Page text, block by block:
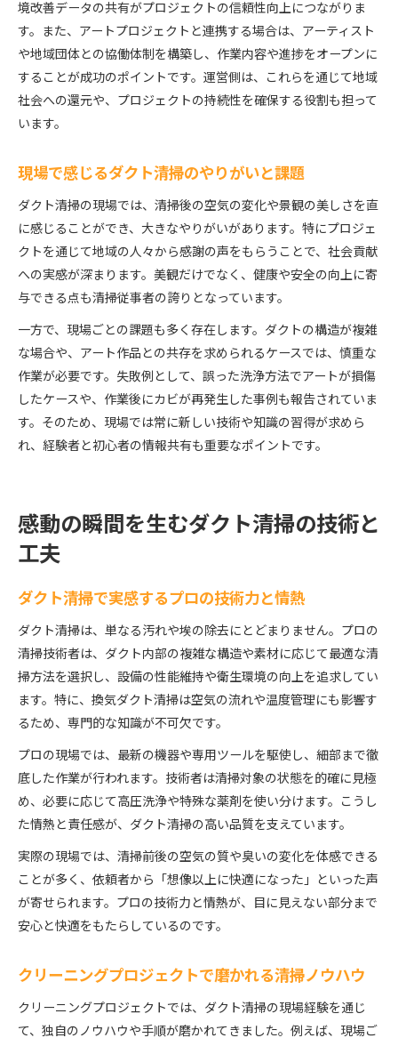
境改善データの共有がプロジェクトの信頼性向上につながりま
す。また、アートプロジェクトと連携する場合は、アーティスト
や地域団体との協働体制を構築し、作業内容や進捗をオープンに
することが成功のポイントです。運営側は、これらを通じて地域
社会への還元や、プロジェクトの持続性を確保する役割も担って
います。
現場で感じるダクト清掃のやりがいと課題
ダクト清掃の現場では、清掃後の空気の変化や景観の美しさを直
に感じることができ、大きなやりがいがあります。特にプロジェ
クトを通じて地域の人々から感謝の声をもらうことで、社会貢献
への実感が深まります。美観だけでなく、健康や安全の向上に寄
与できる点も清掃従事者の誇りとなっています。
一方で、現場ごとの課題も多く存在します。ダクトの構造が複雑
な場合や、アート作品との共存を求められるケースでは、慎重な
作業が必要です。失敗例として、誤った洗浄方法でアートが損傷
したケースや、作業後にカビが再発生した事例も報告されていま
す。そのため、現場では常に新しい技術や知識の習得が求めら
れ、経験者と初心者の情報共有も重要なポイントです。
感動の瞬間を生むダクト清掃の技術と
工夫
ダクト清掃で実感するプロの技術力と情熱
ダクト清掃は、単なる汚れや埃の除去にとどまりません。プロの
清掃技術者は、ダクト内部の複雑な構造や素材に応じて最適な清
掃方法を選択し、設備の性能維持や衛生環境の向上を追求してい
ます。特に、換気ダクト清掃は空気の流れや温度管理にも影響す
るため、専門的な知識が不可欠です。
プロの現場では、最新の機器や専用ツールを駆使し、細部まで徹
底した作業が行われます。技術者は清掃対象の状態を的確に見極
め、必要に応じて高圧洗浄や特殊な薬剤を使い分けます。こうし
た情熱と責任感が、ダクト清掃の高い品質を支えています。
実際の現場では、清掃前後の空気の質や臭いの変化を体感できる
ことが多く、依頼者から「想像以上に快適になった」といった声
が寄せられます。プロの技術力と情熱が、目に見えない部分まで
安心と快適をもたらしているのです。
クリーニングプロジェクトで磨かれる清掃ノウハウ
クリーニングプロジェクトでは、ダクト清掃の現場経験を通じ
て、独自のノウハウや手順が磨かれてきました。例えば、現場ご